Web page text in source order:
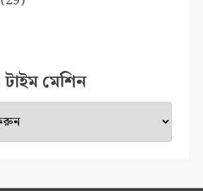
টাইম মেশিন